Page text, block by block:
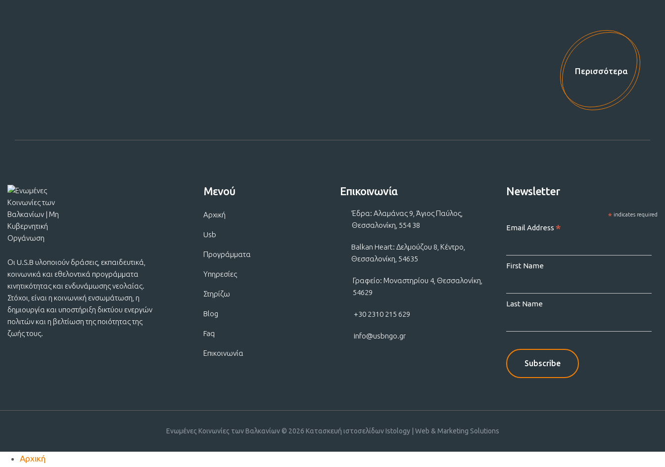
Περισσότερα
Οι U.S.B υλοποιούν δράσεις, εκπαιδευτικά,
κοινωνικά και εθελοντικά προγράμματα
κινητικότητας και ενδυνάμωσης νεολαίας.
Στόχοι, είναι η κοινωνική ενσωμάτωση, η
δημιουργία και υποστήριξη δικτύου ενεργών
πολιτών και η βελτίωση της ποιότητας της
ζωής τους.
Μενού
Αρχική
Usb
Προγράμματα
Υπηρεσίες
Στηρίζω
Blog
Faq
Επικοινωνία
Επικοινωνία
Έδρα: Αλαμάνας 9, Άγιος Παύλος,
Θεσσαλονίκη, 554 38
Balkan Heart: Δελμούζου 8, Κέντρο,
Θεσσαλονίκη, 54635
Γραφείο: Μοναστηρίου 4, Θεσσαλονίκη,
54629
+30 2310 215 629
info@usbngo.gr
Newsletter
* indicates required
Email Address *
First Name
Last Name
Ενωμένες Κοινωνίες των Βαλκανίων © 2026 Κατασκευή ιστοσελίδων Istology | Web & Marketing Solutions
Αρχική